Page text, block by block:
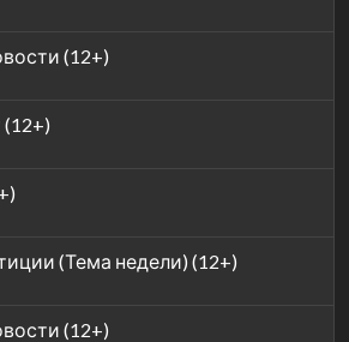
(12+)
(Тема недели) (12+)
(12+)